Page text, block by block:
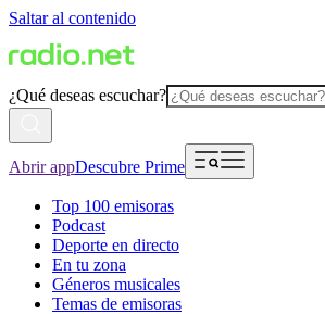
Saltar al contenido
¿Qué deseas escuchar?
Abrir appDescubre Prime
Top 100 emisoras
Podcast
Deporte en directo
En tu zona
Géneros musicales
Temas de emisoras